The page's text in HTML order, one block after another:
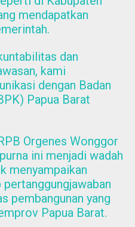
mendapatkan
dan
kami
dengan Badan
Papua Barat
Orgenes Wonggor
ini menjadi wadah
menyampaikan
pertanggungjawaban
pembangunan yang
Papua Barat.